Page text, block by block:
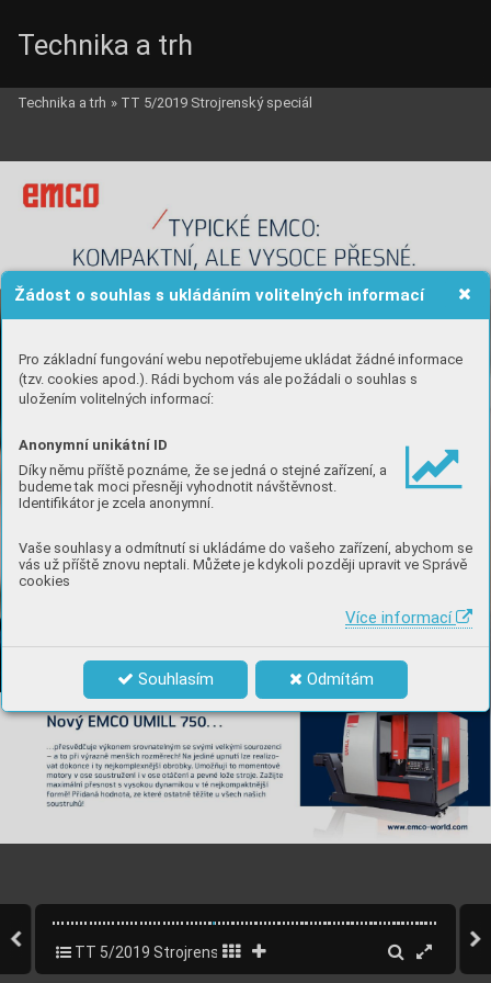
Žádost o souhlas s ukládáním volitelných informací
Pro základní fungování webu nepotřebujeme ukládat žádné informace
(tzv. cookies apod.). Rádi bychom vás ale požádali o souhlas s
uložením volitelných informací:
Anonymní unikátní ID
Díky němu příště poznáme, že se jedná o stejné zařízení, a
budeme tak moci přesněji vyhodnotit návštěvnost.
Identifikátor je zcela anonymní.
Vaše souhlasy a odmítnutí si ukládáme do vašeho zařízení, abychom se
vás už příště znovu neptali. Můžete je kdykoli později upravit ve Správě
cookies
Více informací
Souhlasím Odmítám
Technika a trh
Technika a trh » TT 5/2019 Strojrenský speciál
TT 5/2019 Strojrenský speciál